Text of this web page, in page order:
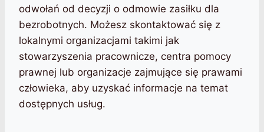
odwołań od decyzji o odmowie zasiłku dla
bezrobotnych. Możesz skontaktować się z
lokalnymi organizacjami takimi jak
stowarzyszenia pracownicze, centra pomocy
prawnej lub organizacje zajmujące się prawami
człowieka, aby uzyskać informacje na temat
dostępnych usług.